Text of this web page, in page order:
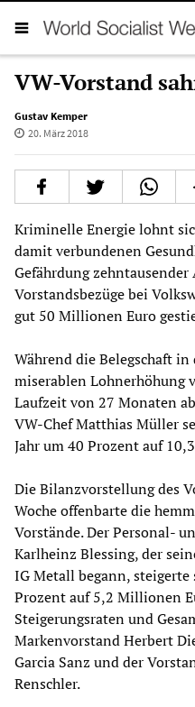
VW-Vorstand
Gustav Kemper
20. März 2018
Kriminelle Energie lohnt
damit verbundenen
Gefährdung
Vorstandsbezüge bei
gut 50 Millionen Euro
Während die Belegschaft
miserablen Lohnerhöhung
Laufzeit von 27 Monaten
VW-Chef Matthias Müller
Jahr um 40 Prozent auf
Die Bilanzvorstellung des
Woche offenbarte die
Vorstände. Der Personal-
Karlheinz Blessing, der
IG Metall begann, steigerte
Prozent auf 5,2 Millionen
Steigerungsraten und
Markenvorstand Herbert
Garcia Sanz und der
Renschler.